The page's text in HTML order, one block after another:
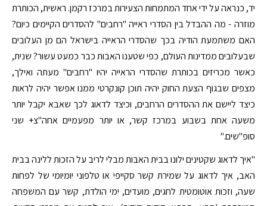
יד, כנראה על ידי אחד המתמחות הצעירות במרכז רקמן. ראשית, הכותרת
מוזרה - מה ההבדל בין הסדרי ראייה "רחבים" להסדרים הקיימים כיום?
האם משתמעת הודיה בכך שהסדרי הראייה בישראל הם מן העלובים
שבעלובים ממדינות העולם, כפי שטענו האבות כבר כמעט עשור? שנית,
כאשר מכריזים בכותרת שהסדרי הראייה יהיו "רחבים" מעתה ואילך,
מצפים שבגוף הצעת החוק יהיה תוכן קונקרטי ממנו אפשר יהיה לראות
כיצד ליישם את ההסדרים הרחבים, וכיצד לדאוג לכך שאבא יקבל יותר
משעה אחת בשבוע במרכז קשר, או יותר מפעמיים אחה"צ+ שני
סופ"שים."
"איך לדאוג שקטינים ילונו בבית האבות מבלי לריב על הזכות ללינה בבית
האב, איך לדאוג על שמירת קשר סקייפי או טלפוני יומיומי של לפחות
שעה, וזכות אוטומטית לחגים, מועדים, ימי הולדת, קשר עם המשפחה